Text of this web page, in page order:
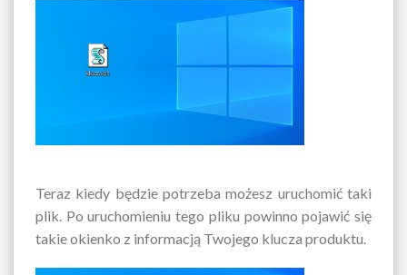
Teraz kiedy będzie potrzeba możesz uruchomić taki
plik. Po uruchomieniu tego pliku powinno pojawić się
takie okienko z informacją Twojego klucza produktu.